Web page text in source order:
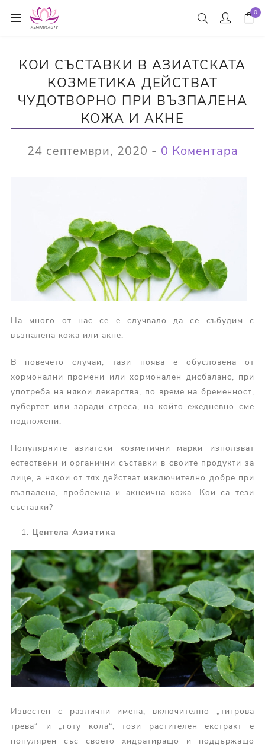
0
КОИ СЪСТАВКИ В АЗИАТСКАТА
КОЗМЕТИКА ДЕЙСТВАТ
ЧУДОТВОРНО ПРИ ВЪЗПАЛЕНА
КОЖА И АКНЕ
24 септември, 2020 - 0 Коментара
На много от нас се е случвало да се събудим с
възпалена кожа или акне.
В повечето случаи, тази поява е обусловена от
хормонални промени или хормонален дисбаланс, при
употреба на някои лекарства, по време на бременност,
пубертет или заради стреса, на който ежедневно сме
подложени.
Популярните азиатски козметични марки използват
естествени и органични съставки в своите продукти за
лице, а някои от тях действат изключително добре при
възпалена, проблемна и акнеична кожа. Кои са тези
съставки?
Центела Азиатика
Известен с различни имена, включително „тигрова
трева“ и „готу кола“, този растителен екстракт е
популярен със своето хидратиращо и поддържащо